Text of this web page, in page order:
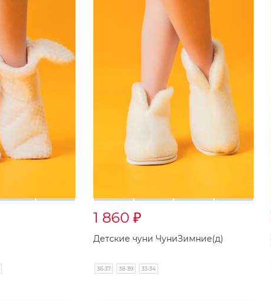
1 860 ₽
Детские чуни ЧуниЗимние(д)
36-37 38-39 33-34